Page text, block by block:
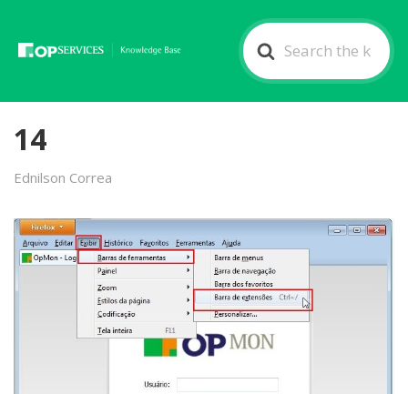
Search
For
14
Ednilson Correa